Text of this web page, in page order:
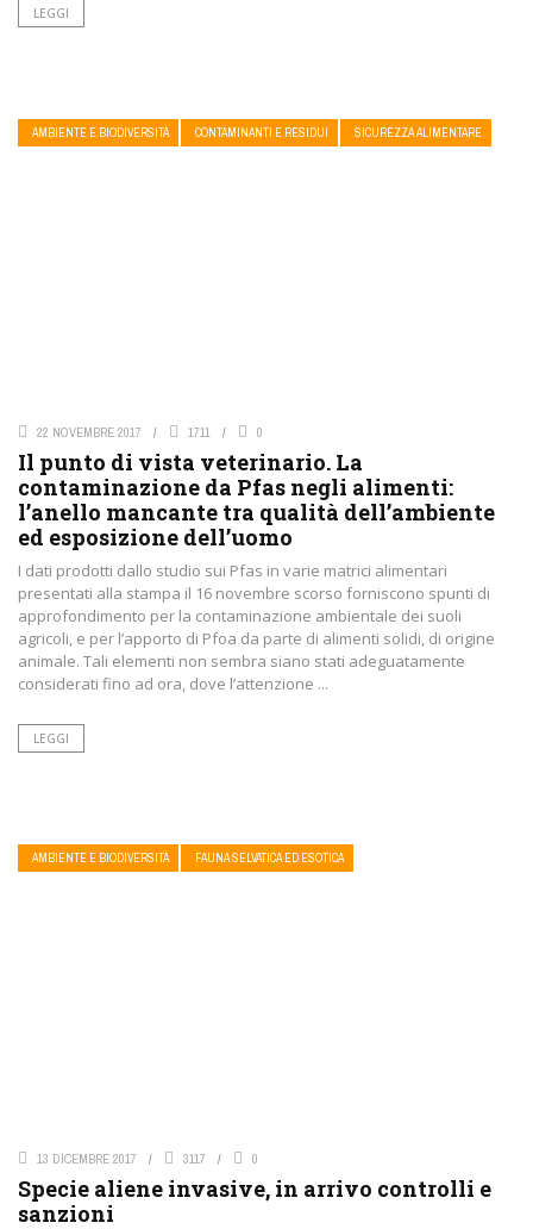
LEGGI
AMBIENTE E BIODIVERSITÀ CONTAMINANTI E RESIDUI SICUREZZA ALIMENTARE
22 NOVEMBRE 2017 1711 0
Il punto di vista veterinario. La
contaminazione da Pfas negli alimenti:
l’anello mancante tra qualità dell’ambiente
ed esposizione dell’uomo
I dati prodotti dallo studio sui Pfas in varie matrici alimentari
presentati alla stampa il 16 novembre scorso forniscono spunti di
approfondimento per la contaminazione ambientale dei suoli
agricoli, e per l’apporto di Pfoa da parte di alimenti solidi, di origine
animale. Tali elementi non sembra siano stati adeguatamente
considerati fino ad ora, dove l’attenzione ...
LEGGI
AMBIENTE E BIODIVERSITÀ FAUNA SELVATICA ED ESOTICA
13 DICEMBRE 2017 3117 0
Specie aliene invasive, in arrivo controlli e
sanzioni